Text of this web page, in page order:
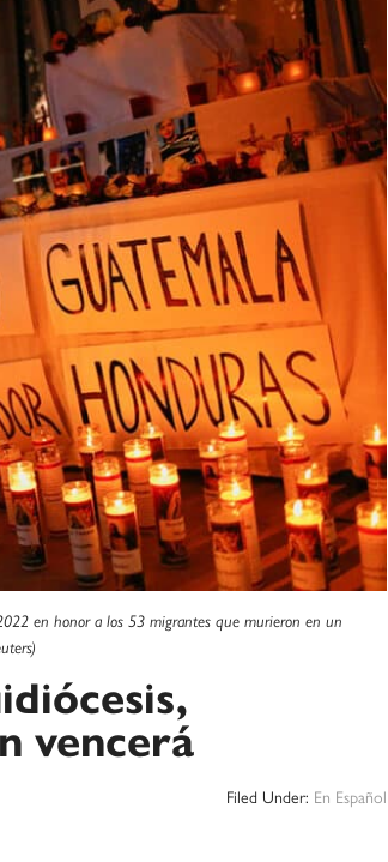
en honor a los 53 migrantes que murieron en un
vencerá
Filed Under: En Español